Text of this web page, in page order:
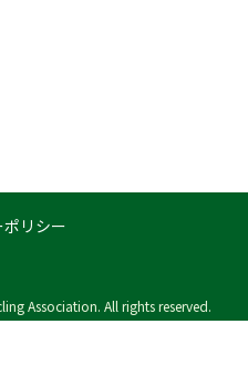
リシー
Association. All rights reserved.